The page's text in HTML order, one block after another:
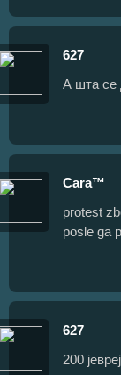
627
А шта се
Cara™
protest
posle ga
627
200